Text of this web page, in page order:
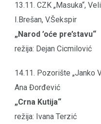
13.11. CZK „Masuka“,
I.Brešan, V.Šekspir
„Narod ’oće pre’stavu“
režija: Dejan Cicmilović
14.11. Pozorište „Janko
Ana Đorđević
„Crna Kutija“
režija: Ivana Terzić